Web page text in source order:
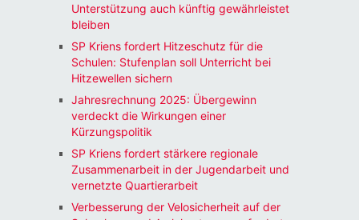
Unterstützung auch künftig gewährleistet
bleiben
SP Kriens fordert Hitzeschutz für die
Schulen: Stufenplan soll Unterricht bei
Hitzewellen sichern
Jahresrechnung 2025: Übergewinn
verdeckt die Wirkungen einer
Kürzungspolitik
SP Kriens fordert stärkere regionale
Zusammenarbeit in der Jugendarbeit und
vernetzte Quartierarbeit
Verbesserung der Velosicherheit auf der